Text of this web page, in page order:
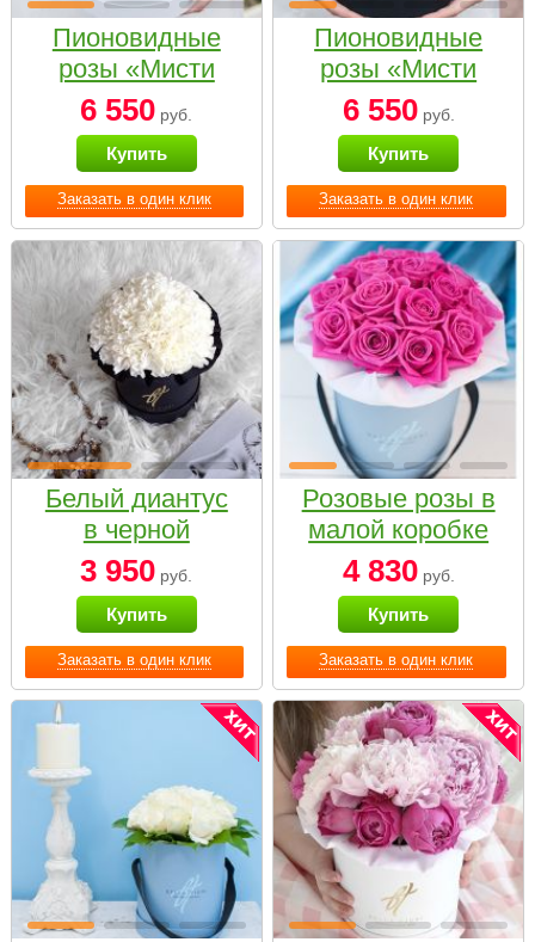
Заказать в один клик
Пионовидные
розы «Мисти
бабблс» в белой
коробке Small
6 550 руб.
Купить
Заказать в один клик
Пионовидные
розы «Мисти
бабблс» в
черной коробке
Small
6 550руб.
Купить
Заказать в один клик
Белый диантус
в черной
коробке Small
3 950 руб.
Купить
Заказать в один клик
Розовые розы в
малой коробке
4 830руб.
Купить